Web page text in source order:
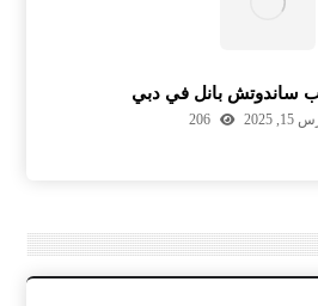
ساندوتش بانل في دبي
2025
206